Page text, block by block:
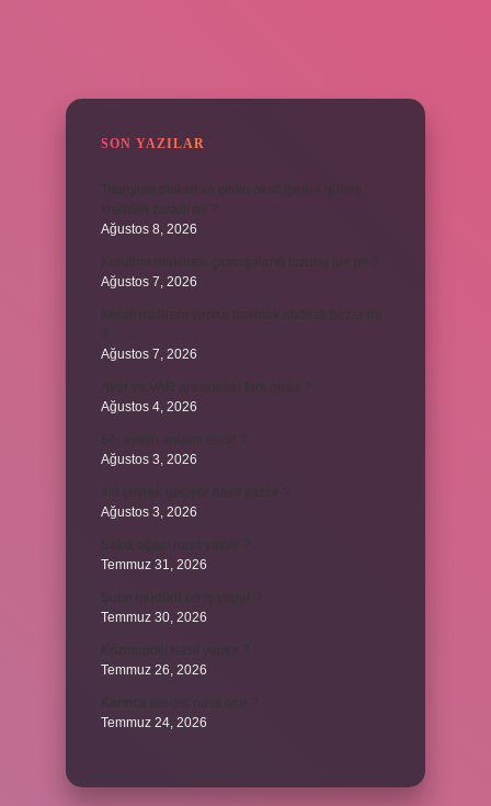
SON YAZILAR
Titanyum dioksit ve çinko oksit içeren güneş
kremleri zararlı mı ?
Ağustos 8, 2026
Kurutma makinesi çamaşırların tozunu alır mı ?
Ağustos 7, 2026
Kendi mahrem yerine bakmak abdesti bozar mı
Ağustos 7, 2026
Ağustos 4, 2026
Ağustos 3, 2026
Ağustos 3, 2026
Temmuz 31, 2026
Temmuz 30, 2026
Temmuz 26, 2026
Temmuz 24, 2026